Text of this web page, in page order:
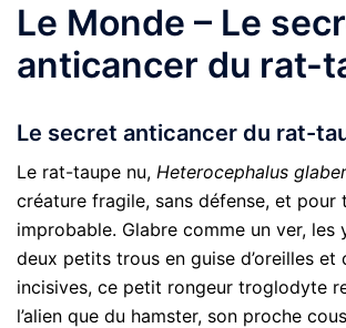
Le Monde – Le
anticancer du rat-
Le secret anticancer du rat-
Le rat-taupe nu, Heterocephalus glaber
créature fragile, sans défense, et pour
improbable. Glabre comme un ver, les
deux petits trous en guise d’oreilles et
incisives, ce petit rongeur troglodyte
l’alien que du hamster, son proche